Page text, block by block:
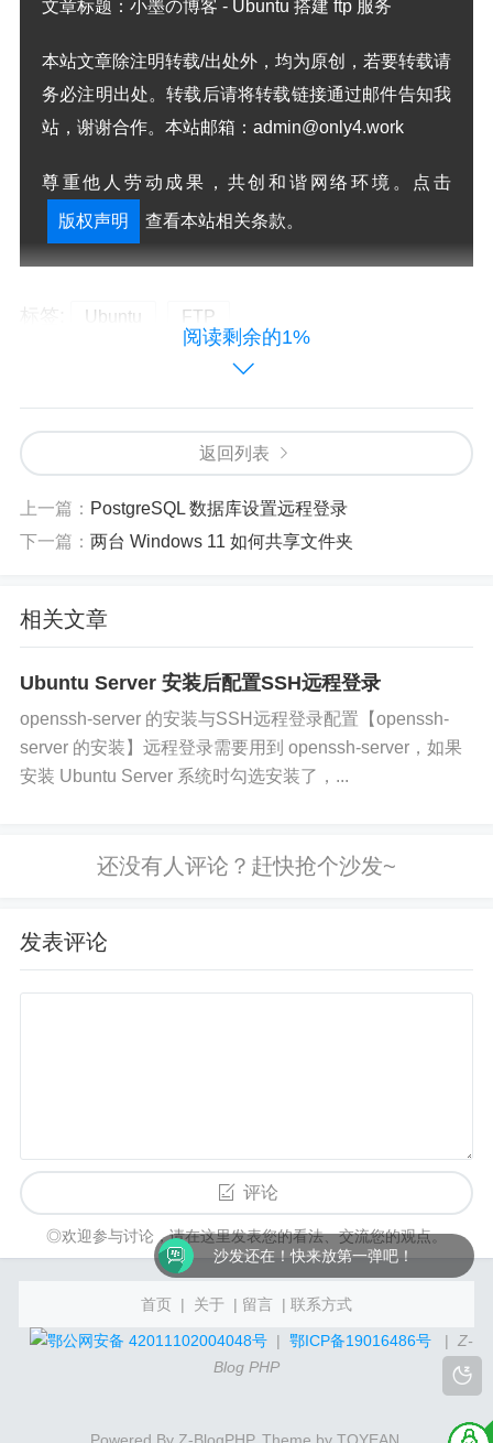
文章标题： 小墨の博客 - Ubuntu 搭建 ftp 服务
本站文章除注明转载/出处外，均为原创，若要转载请
务必注明出处。转载后请将转载链接通过邮件告知我
站，谢谢合作。本站邮箱：admin@only4.work
尊重他人劳动成果，共创和谐网络环境。点击
版权声明 查看本站相关条款。
Ubuntu FTP
张小弟之家
阅读剩余的1%
返回列表
上一篇： PostgreSQL 数据库设置远程登录
下一篇： 两台 Windows 11 如何共享文件夹
相关文章
Ubuntu Server 安装后配置SSH远程登录
openssh-server 的安装与SSH远程登录配置【openssh-
server 的安装】远程登录需要用到 openssh-server，如果
安装 Ubuntu Server 系统时勾选安装了，...
发表评论
评论
◎欢迎参与讨论，请在这里发表您的看法、交流您的观点。
首页 | 关于 | 留言 | 联系方式
鄂公网安备 42011102004048号 | 鄂ICP备19016486号 | Z-
Blog PHP
沙发还在！快来放第一弹吧！